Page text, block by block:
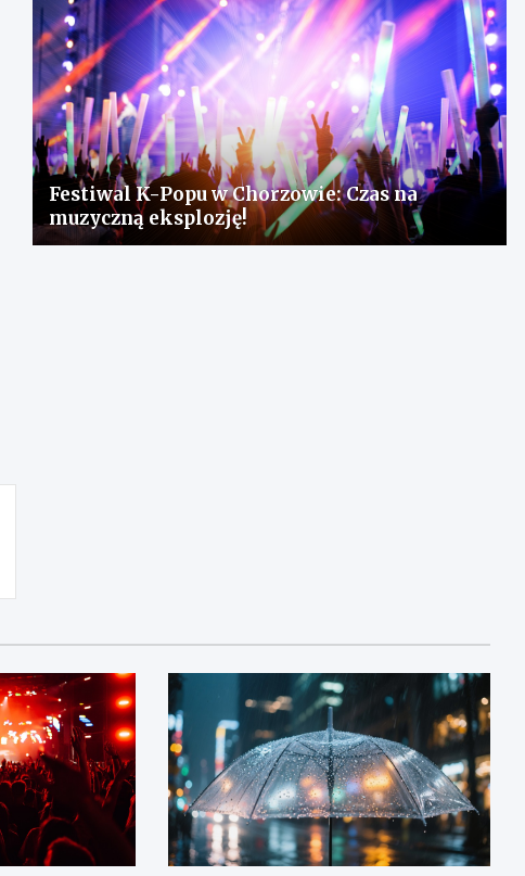
Festiwal K-Popu w Chorzowie: Czas na
muzyczną eksplozję!